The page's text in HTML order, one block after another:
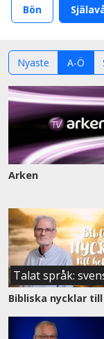
Bön
Nyaste A-Ö
Arken
Talat språk:
Bibliska nycklar